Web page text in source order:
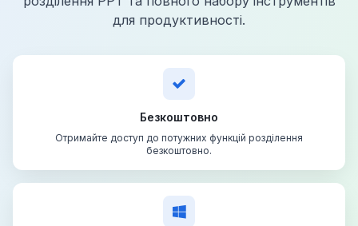
для продуктивності.
Безкоштовно
Отримайте доступ до потужних функцій розділення
безкоштовно.